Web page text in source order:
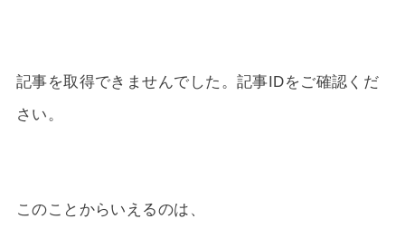
記事を取得できませんでした。記事IDをご確認くだ
さい。
このことからいえるのは、